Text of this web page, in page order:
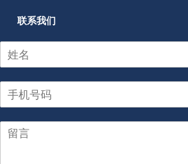
联系我们